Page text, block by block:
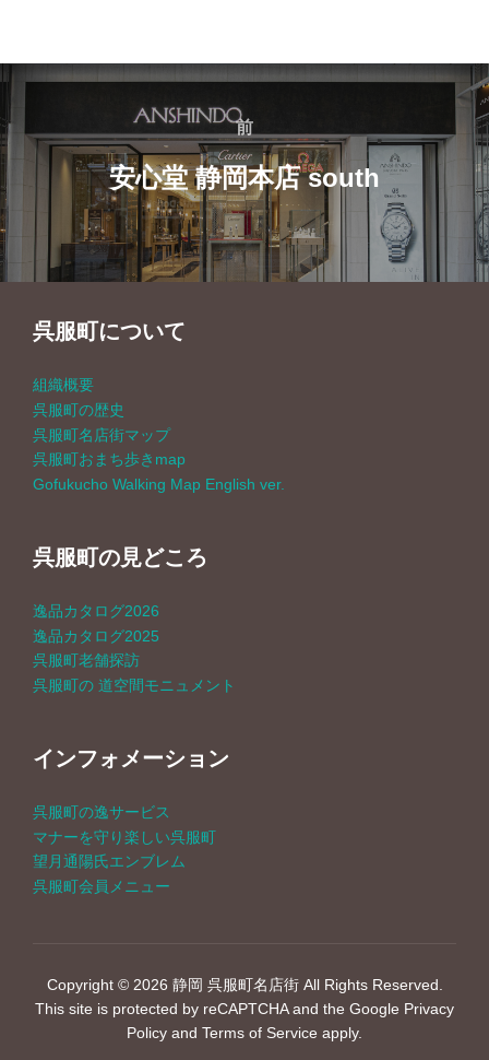
投
稿
ナ
ビ
前
前
安心堂 静岡本店 south
呉服町について
組織概要
呉服町の歴史
呉服町名店街マップ
呉服町おまち歩きmap
Gofukucho Walking Map English ver.
呉服町の見どころ
逸品カタログ2026
逸品カタログ2025
呉服町老舗探訪
呉服町の 道空間モニュメント
インフォメーション
呉服町の逸サービス
マナーを守り楽しい呉服町
望月通陽氏エンブレム
呉服町会員メニュー
Copyright © 2026 静岡 呉服町名店街 All Rights Reserved.
This site is protected by reCAPTCHA and the Google Privacy
Policy and Terms of Service apply.